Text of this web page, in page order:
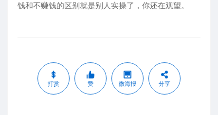
钱和不赚钱的区别就是别人实操了，你还在观望。
打赏 赞 微海报 分享